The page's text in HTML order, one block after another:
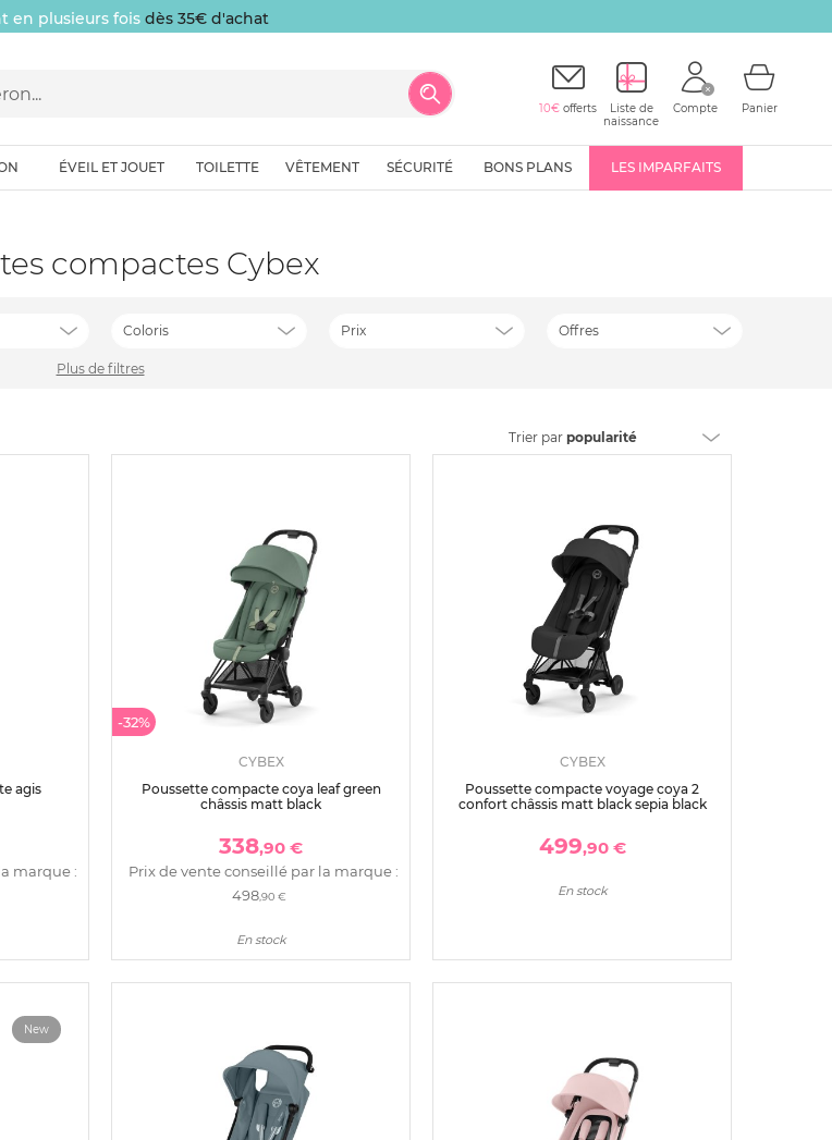
en plusieurs fois dès 35€ d'achat
10€ offerts
Liste de
naissance
Compte Panier
ÉVEIL ET JOUET TOILETTE VÊTEMENT SÉCURITÉ BONS PLANS LES IMPARFAITS
compactes Cybex
Coloris Prix Offres
Plus de filtres
Trier par popularité
agis
marque :
-32%
CYBEX
Poussette compacte coya leaf green
châssis matt black
338,90 €
Prix de vente conseillé par la marque :
498,90 €
En stock
CYBEX
Poussette compacte voyage coya 2
confort châssis matt black sepia black
499,90 €
En stock
New